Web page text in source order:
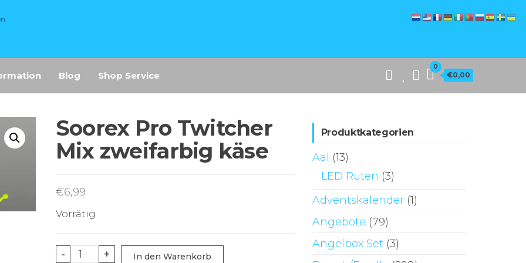
0
€0,00
Blog Shop Service
Soorex Pro Twitcher
Mix zweifarbig käse
€6,99
Vorrätig
-
Soorex
+ In den Warenkorb
Produktkategorien
Aal
(13)
LED Ruten (3)
Adventskalender (1)
Angebote (79)
Angelbox Set (3)